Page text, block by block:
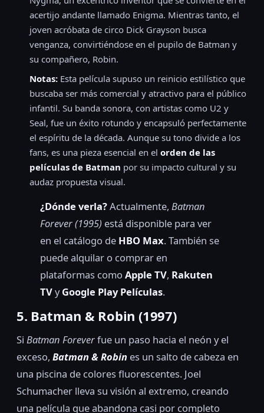
acertijo andante llamado Enigma. Mientras tanto, el
joven acróbata de circo Dick Grayson busca
venganza, convirtiéndose en el pupilo de Batman y
su compañero, Robin.
Notas: Esta película supuso un reinicio estilístico que
buscaba ser más comercial y atractivo para el público
infantil. Su banda sonora, con artistas como U2 y
Seal, fue un éxito rotundo y encapsuló perfectamente
el espíritu de la década. Aunque su tono divide a los
fans, es una pieza esencial en el orden de las
películas de Batman por su impacto cultural y su
audaz propuesta visual.
¿Dónde verla?Actualmente, Batman
Forever (1995) está disponible para ver
en el catálogo de HBO Max. También se
puede alquilar o comprar en
plataformas como Apple TV, Rakuten
TVyGoogle Play Películas.
5. Batman & Robin (1997)
Si Batman Foreverfue un paso hacia el neón y el
exceso, Batman & Robin es un salto de cabeza en
una piscina de colores fluorescentes. Joel
Schumacher lleva su visión al extremo, creando
una película que abandona casi por completo